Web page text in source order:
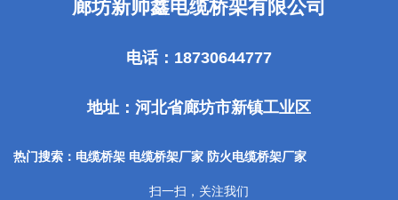
廊坊新帅鑫电缆桥架有限公司
电话：18730644777
地址：河北省廊坊市新镇工业区
热门搜索：电缆桥架 电缆桥架厂家 防火电缆桥架厂家
扫一扫，关注我们